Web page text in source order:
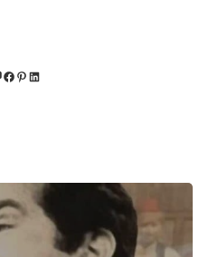
YouTube
Facebook
Pinterest
LinkedIn